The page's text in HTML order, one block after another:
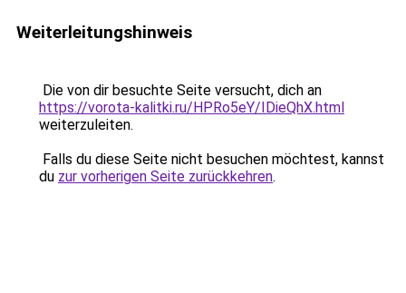
Weiterleitungshinweis
Die von dir besuchte Seite versucht, dich an
https://vorota-kalitki.ru/HPRo5eY/IDieQhX.html
weiterzuleiten.
Falls du diese Seite nicht besuchen möchtest, kannst
du zur vorherigen Seite zurückkehren.